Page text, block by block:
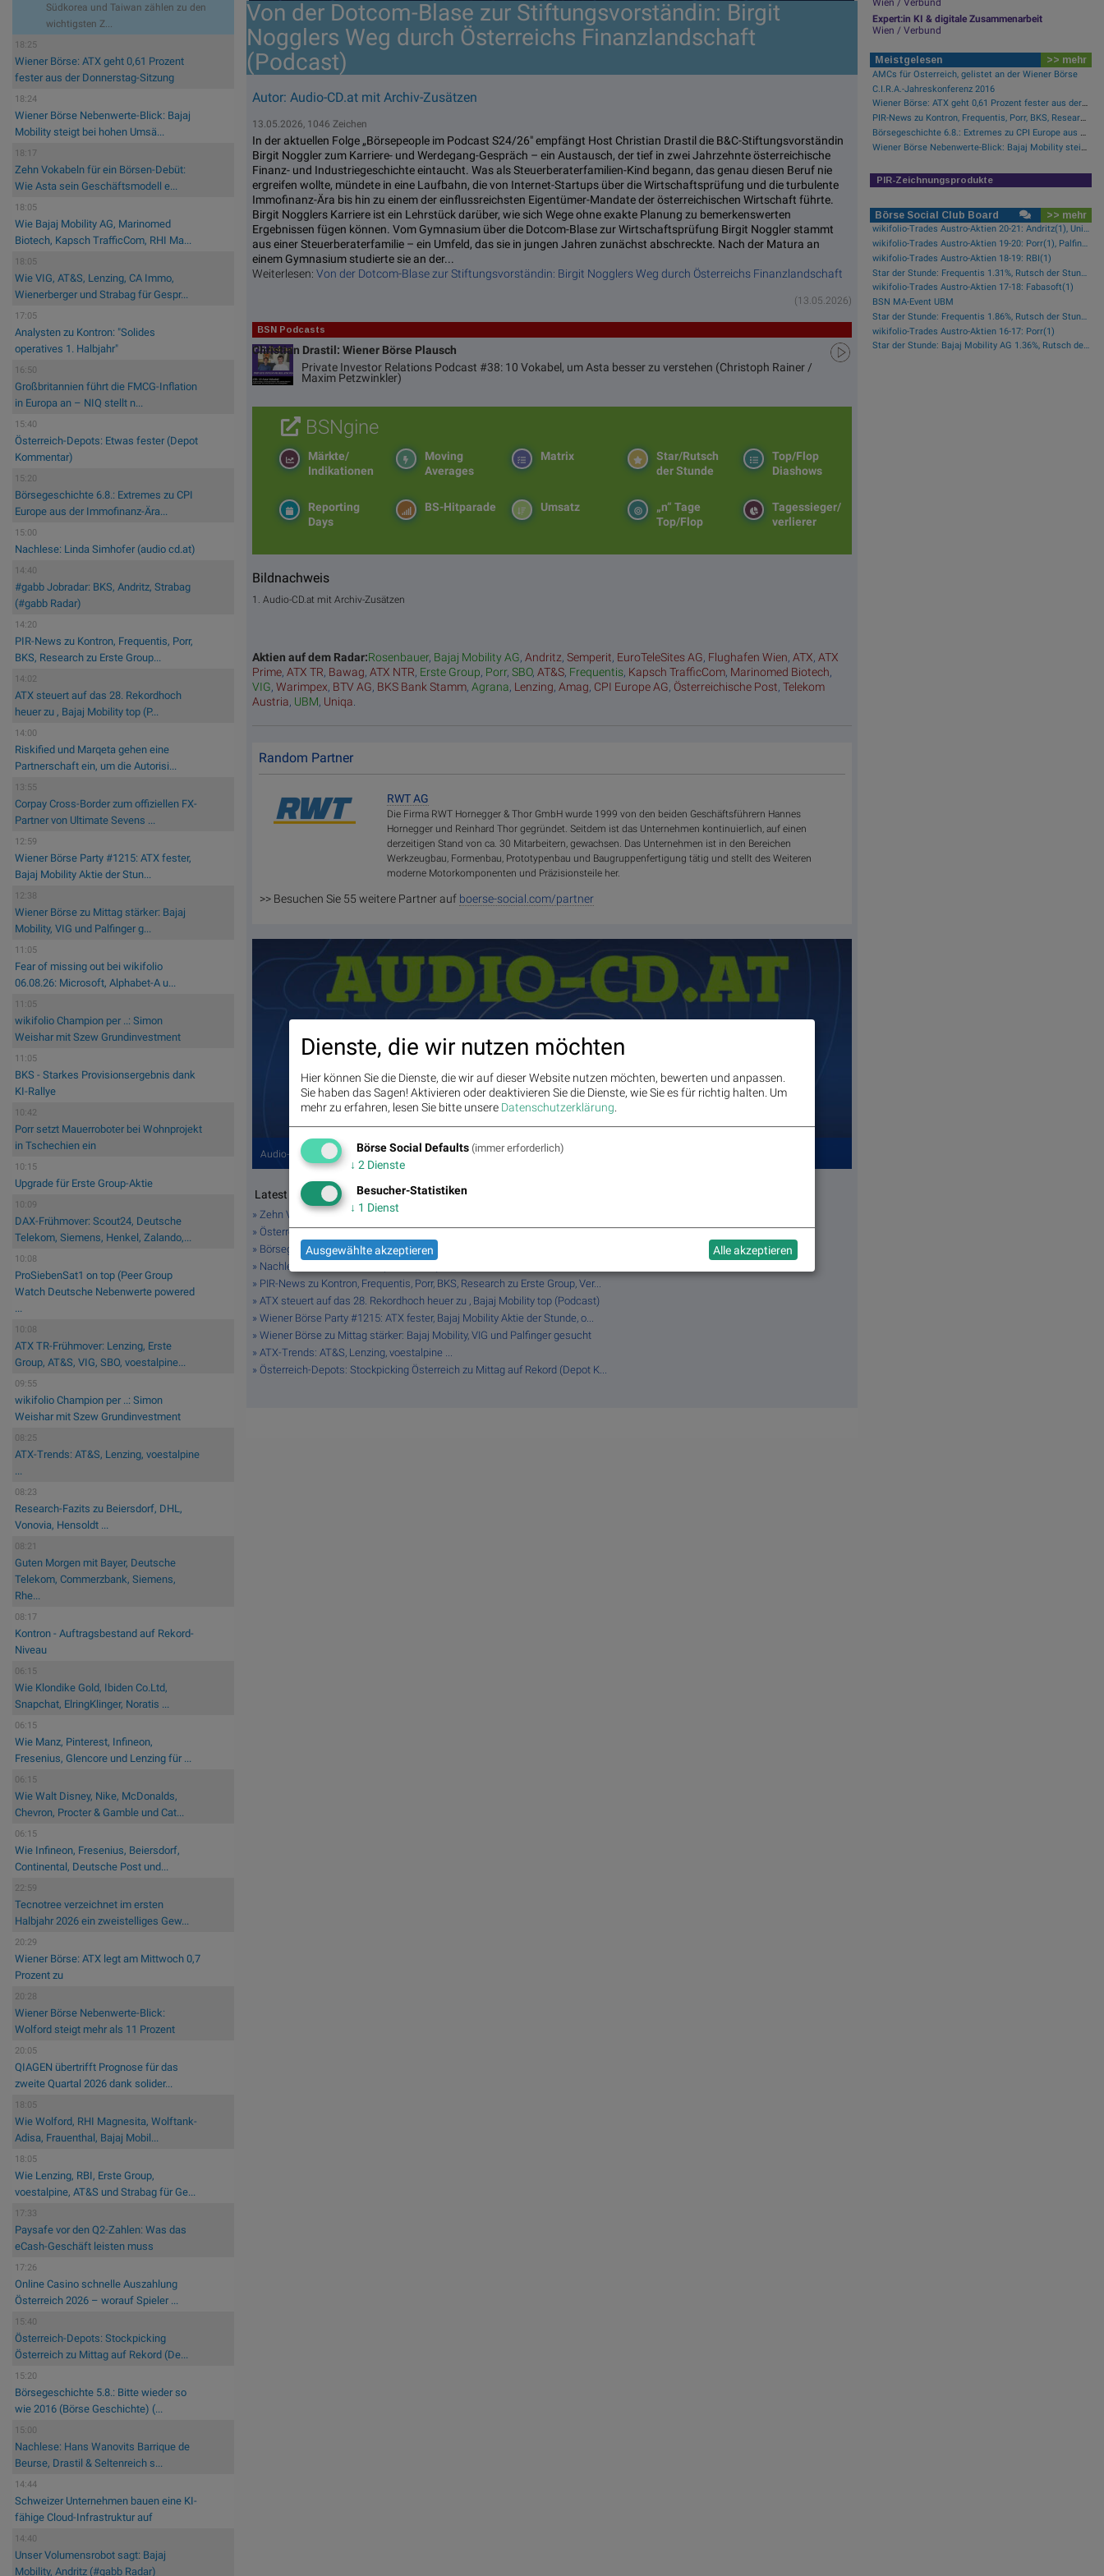
Südkorea und Taiwan zählen zu den
wichtigsten Z...
18:25
Wiener Börse: ATX geht 0,61 Prozent
fester aus der Donnerstag-Sitzung
18:24
Wiener Börse Nebenwerte-Blick: Bajaj
Mobility steigt bei hohen Umsä...
18:17
Zehn Vokabeln für ein Börsen-Debüt:
Wie Asta sein Geschäftsmodell e...
18:05
Wie Bajaj Mobility AG, Marinomed
Biotech, Kapsch TrafficCom, RHI Ma...
18:05
Wie VIG, AT&S, Lenzing, CA Immo,
Wienerberger und Strabag für Gespr...
17:05
Analysten zu Kontron: "Solides
operatives 1. Halbjahr"
16:50
Großbritannien führt die FMCG-Inflation
in Europa an – NIQ stellt n...
15:40
Österreich-Depots: Etwas fester (Depot
Kommentar)
15:20
Börsegeschichte 6.8.: Extremes zu CPI
Europe aus der Immofinanz-Ära...
15:00
Nachlese: Linda Simhofer (audio cd.at)
14:40
#gabb Jobradar: BKS, Andritz, Strabag
(#gabb Radar)
14:20
PIR-News zu Kontron, Frequentis, Porr,
BKS, Research zu Erste Group...
14:02
ATX steuert auf das 28. Rekordhoch
heuer zu , Bajaj Mobility top (P...
14:00
Riskified und Marqeta gehen eine
Partnerschaft ein, um die Autorisi...
13:55
Corpay Cross-Border zum offiziellen FX-
Partner von Ultimate Sevens ...
12:59
Wiener Börse Party #1215: ATX fester,
Bajaj Mobility Aktie der Stun...
12:38
Wiener Börse zu Mittag stärker: Bajaj
Mobility, VIG und Palfinger g...
11:05
Fear of missing out bei wikifolio
06.08.26: Microsoft, Alphabet-A u...
11:05
wikifolio Champion per ..: Simon
Weishar mit Szew Grundinvestment
11:05
BKS - Starkes Provisionsergebnis dank
KI-Rallye
10:42
Porr setzt Mauerroboter bei Wohnprojekt
in Tschechien ein
10:15
Upgrade für Erste Group-Aktie
10:09
DAX-Frühmover: Scout24, Deutsche
Telekom, Siemens, Henkel, Zalando,...
10:08
ProSiebenSat1 on top (Peer Group
Watch Deutsche Nebenwerte powered
...
10:08
ATX TR-Frühmover: Lenzing, Erste
Group, AT&S, VIG, SBO, voestalpine...
09:55
wikifolio Champion per ..: Simon
Weishar mit Szew Grundinvestment
08:25
ATX-Trends: AT&S, Lenzing, voestalpine
...
08:23
Research-Fazits zu Beiersdorf, DHL,
Vonovia, Hensoldt ...
08:21
Guten Morgen mit Bayer, Deutsche
Telekom, Commerzbank, Siemens,
Rhe...
08:17
Kontron - Auftragsbestand auf Rekord-
Niveau
06:15
Wie Klondike Gold, Ibiden Co.Ltd,
Snapchat, ElringKlinger, Noratis ...
06:15
Wie Manz, Pinterest, Infineon,
Fresenius, Glencore und Lenzing für ...
06:15
Wie Walt Disney, Nike, McDonalds,
Chevron, Procter & Gamble und Cat...
06:15
Wie Infineon, Fresenius, Beiersdorf,
Continental, Deutsche Post und...
22:59
Tecnotree verzeichnet im ersten
Halbjahr 2026 ein zweistelliges Gew...
20:29
Wiener Börse: ATX legt am Mittwoch 0,7
Prozent zu
20:28
Wiener Börse Nebenwerte-Blick:
Wolford steigt mehr als 11 Prozent
20:05
QIAGEN übertrifft Prognose für das
zweite Quartal 2026 dank solider...
18:05
Wie Wolford, RHI Magnesita, Wolftank-
Adisa, Frauenthal, Bajaj Mobil...
18:05
Wie Lenzing, RBI, Erste Group,
voestalpine, AT&S und Strabag für Ge...
17:33
Paysafe vor den Q2-Zahlen: Was das
eCash-Geschäft leisten muss
17:26
Online Casino schnelle Auszahlung
Österreich 2026 – worauf Spieler ...
15:40
Österreich-Depots: Stockpicking
Österreich zu Mittag auf Rekord (De...
15:20
Börsegeschichte 5.8.: Bitte wieder so
wie 2016 (Börse Geschichte) (...
15:00
Nachlese: Hans Wanovits Barrique de
Beurse, Drastil & Seltenreich s...
14:44
Schweizer Unternehmen bauen eine KI-
fähige Cloud-Infrastruktur auf
14:40
Unser Volumensrobot sagt: Bajaj
Mobility, Andritz (#gabb Radar)
Von der Dotcom-Blase zur Stiftungsvorständin: Birgit
Nogglers Weg durch Österreichs Finanzlandschaft
(Podcast)
Autor: Audio-CD.at mit Archiv-Zusätzen
13.05.2026, 1046 Zeichen
In der aktuellen Folge „Börsepeople im Podcast S24/26" empfängt Host Christian Drastil die B&C-Stiftungsvorständin
Birgit Noggler zum Karriere- und Werdegang-Gespräch – ein Austausch, der tief in zwei Jahrzehnte österreichische
Finanz- und Industriegeschichte eintaucht. Was als Steuerberaterfamilien-Kind begann, das genau diesen Beruf nie
ergreifen wollte, mündete in eine Laufbahn, die von Internet-Startups über die Wirtschaftsprüfung und die turbulente
Immofinanz-Ära bis hin zu einem der einflussreichsten Eigentümer-Mandate der österreichischen Wirtschaft führte.
Birgit Nogglers Karriere ist ein Lehrstück darüber, wie sich Wege ohne exakte Planung zu bemerkenswerten
Ergebnissen fügen können. Vom Gymnasium über die Dotcom-Blase zur Wirtschaftsprüfung Birgit Noggler stammt
aus einer Steuerberaterfamilie – ein Umfeld, das sie in jungen Jahren zunächst abschreckte. Nach der Matura an
einem Gymnasium studierte sie an der...
Weiterlesen:Von der Dotcom-Blase zur Stiftungsvorständin: Birgit Nogglers Weg durch Österreichs Finanzlandschaft
(13.05.2026)
BSN Podcasts
Christian Drastil: Wiener Börse Plausch
Private Investor Relations Podcast #38: 10 Vokabel, um Asta besser zu verstehen (Christoph Rainer /
Maxim Petzwinkler)
BSNgine
Top/Flop
Diashows
Star/Rutsch
der Stunde
Matrix
Moving
Averages
Märkte/
Indikationen
Tagessieger/
verlierer
„n“ Tage
Top/Flop
Umsatz
BS-Hitparade
Reporting
Days
Bildnachweis
1. Audio-CD.at mit Archiv-Zusätzen
Aktien auf dem Radar:Rosenbauer, Bajaj Mobility AG,Andritz,Semperit, EuroTeleSites AG, Flughafen Wien,ATX,ATX
Prime,ATX TR, Bawag,ATX NTR, Erste Group, Porr,SBO,AT&S, Frequentis, Kapsch TrafficCom, Marinomed Biotech,
VIG,Warimpex, BTV AG, BKS Bank Stamm,Agrana, Lenzing,Amag, CPI Europe AG, Österreichische Post,Telekom
Austria, UBM, Uniqa
Random Partner
RWT AG
Die Firma RWT Hornegger & Thor GmbH wurde 1999 von den beiden Geschäftsführern Hannes
Hornegger und Reinhard Thor gegründet. Seitdem ist das Unternehmen kontinuierlich, auf einen
derzeitigen Stand von ca. 30 Mitarbeitern, gewachsen. Das Unternehmen ist in den Bereichen
Werkzeugbau, Formenbau, Prototypenbau und Baugruppenfertigung tätig und stellt des Weiteren
moderne Motorkomponenten und Präzisionsteile her.
>> Besuchen Sie 55 weitere Partner auf boerse-social.com/partner
Audio-CD.at mit Archiv-Zusätzen
Latest Blogs
» Zehn Vokabeln für ein Börsen-Debüt: Wie Asta sein Geschäftsmodell erklär...
» Österreich-Depots: Etwas fester (Depot Kommentar)
» Börsegeschichte 6.8.: Extremes zu CPI Europe aus der Immofinanz-Ära (Bör...
» Nachlese: Linda Simhofer (audio cd.at)
» PIR-News zu Kontron, Frequentis, Porr, BKS, Research zu Erste Group, Ver...
» ATX steuert auf das 28. Rekordhoch heuer zu , Bajaj Mobility top (Podcast)
» Wiener Börse Party #1215: ATX fester, Bajaj Mobility Aktie der Stunde, o...
» Wiener Börse zu Mittag stärker: Bajaj Mobility, VIG und Palfinger gesucht
» ATX-Trends: AT&S, Lenzing, voestalpine ...
» Österreich-Depots: Stockpicking Österreich zu Mittag auf Rekord (Depot K...
Wien / Verbund
Expert:in KI & digitale Zusammenarbeit
Wien / Verbund
Meistgelesen >> mehr
AMCs für Österreich, gelistet an der Wiener Börse
C.I.R.A.-Jahreskonferenz 2016
Wiener Börse: ATX geht 0,61 Prozent fester aus der Donnerstag-Sitzung
PIR-News zu Kontron, Frequentis, Porr, BKS, Research zu Erste Group, Verbund (Christine Petzwinkler)
Börsegeschichte 6.8.: Extremes zu CPI Europe aus der Immofinanz-Ära (Börse Geschichte) (BörseGeschichte)
Wiener Börse Nebenwerte-Blick: Bajaj Mobility steigt bei hohen Umsätzen mehr als 10 Prozent
PIR-Zeichnungsprodukte
Börse Social Club Board >> mehr
wikifolio-Trades Austro-Aktien 20-21: Andritz(1), Uniqa(1), OMV(1)
wikifolio-Trades Austro-Aktien 19-20: Porr(1), Palfinger(1)
wikifolio-Trades Austro-Aktien 18-19: RBI(1)
Star der Stunde: Frequentis 1.31%, Rutsch der Stunde: RHI Magnesita -1.38%
wikifolio-Trades Austro-Aktien 17-18: Fabasoft(1)
BSN MA-Event UBM
Star der Stunde: Frequentis 1.86%, Rutsch der Stunde: Kapsch TrafficCom -2.16%
wikifolio-Trades Austro-Aktien 16-17: Porr(1)
Star der Stunde: Bajaj Mobility AG 1.36%, Rutsch der Stunde: Polytec Group -1.81%
Dienste, die wir nutzen möchten
Hier können Sie die Dienste, die wir auf dieser Website nutzen möchten, bewerten und anpassen.
Sie haben das Sagen! Aktivieren oder deaktivieren Sie die Dienste, wie Sie es für richtig halten. Um
mehr zu erfahren, lesen Sie bitte unsere Datenschutzerklärung.
Börse Social Defaults (immer erforderlich)
↓ 2 Dienste
Besucher-Statistiken
↓ 1 Dienst
Ausgewählte akzeptieren Alle akzeptieren